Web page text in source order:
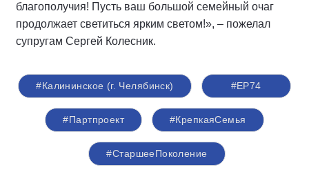
благополучия! Пусть ваш большой семейный очаг
продолжает светиться ярким светом!», – пожелал
супругам Сергей Колесник.
#Калининское (г. Челябинск) #ЕР74
#Партпроект #КрепкаяСемья
#СтаршееПоколение